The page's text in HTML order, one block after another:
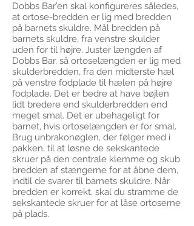
Dobbs Bar’en skal konfigureres således,
at ortose-bredden er lig med bredden
på barnets skuldre. Mål bredden på
barnets skuldre, fra venstre skulder
uden for til højre. Juster længden af ​​
Dobbs Bar, så ortoselængden er lig med
skulderbredden, fra den midterste hæl
på venstre fodplade til hælen på højre
fodplade. Det er bedre at have bøjlen
lidt bredere end skulderbredden end
meget smal. Det er ubehageligt for
barnet, hvis ortoselængden er for smal.
Brug unbrakonøglen, der følger med i
pakken, til at løsne de sekskantede
skruer på den centrale klemme og skub
bredden af ​​stængerne for at åbne dem,
indtil de svarer til barnets skuldre. Når
bredden er korrekt, skal du stramme de
sekskantede skruer for at låse ortoserne
på plads.